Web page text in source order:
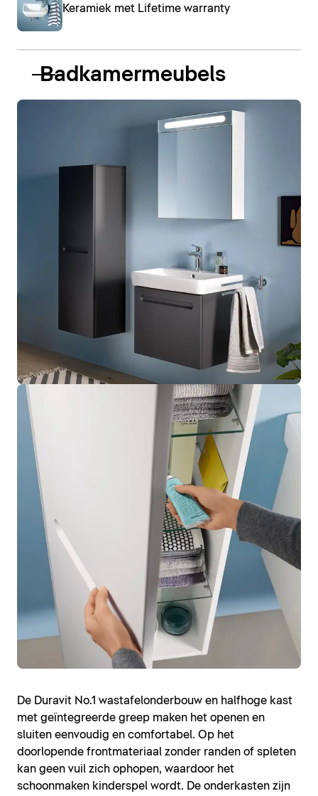
Keramiek met Lifetime warranty
Badkamermeubels
De Duravit No.1 wastafelonderbouw en halfhoge kast
met geïntegreerde greep maken het openen en
sluiten eenvoudig en comfortabel. Op het
doorlopende frontmateriaal zonder randen of spleten
kan geen vuil zich ophopen, waardoor het
schoonmaken kinderspel wordt. De onderkasten zijn